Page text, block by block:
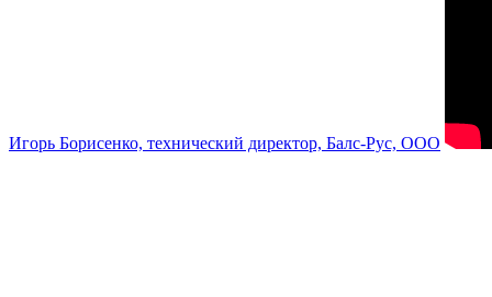
Игорь Борисенко, технический директор, Балс-Рус, ООО